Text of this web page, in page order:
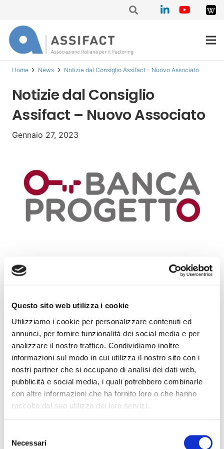
Questo sito web utilizza i cookie
Utilizziamo i cookie per personalizzare contenuti ed
annunci, per fornire funzionalità dei social media e per
analizzare il nostro traffico. Condividiamo inoltre
informazioni sul modo in cui utilizza il nostro sito con i
nostri partner che si occupano di analisi dei dati web,
pubblicità e social media, i quali potrebbero combinarle
con altre informazioni che ha fornito loro o che hanno
raccolto dal suo utilizzo dei loro servizi.
delNecessari
Home News Notizie dal Consiglio Assifact – Nuovo Associato
Notizie dal Consiglio
Assifact – Nuovo Associato
Gennaio 27, 2023
Nella riunione del 13 dicembre 2022, il Consiglio di
Assifact ha deliberato l’ammissione all’Associazione
di Banca Progetto con la qualifica di Associato
ordinario.
Clicca per vedere l’elenco dei nostri Associati
Articolo precedente Articolo successivo
Articoli recenti
preliminari)